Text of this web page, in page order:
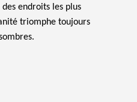
endroits les plus
triomphe toujours